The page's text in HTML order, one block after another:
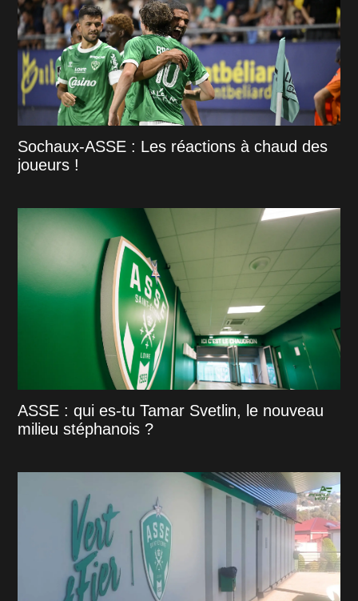
Sochaux-ASSE : Les réactions à chaud des
joueurs !
ASSE : qui es-tu Tamar Svetlin, le nouveau
milieu stéphanois ?